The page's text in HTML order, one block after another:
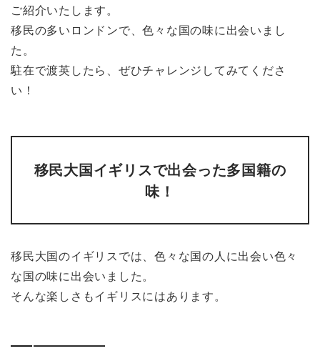
ご紹介いたします。
移民の多いロンドンで、色々な国の味に出会いまし
た。
駐在で渡英したら、ぜひチャレンジしてみてくださ
い！
移民大国イギリスで出会った多国籍の
味！
移民大国のイギリスでは、色々な国の人に出会い色々
な国の味に出会いました。
そんな楽しさもイギリスにはあります。